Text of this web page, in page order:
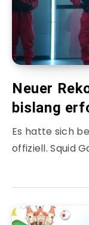
Neuer
bislang
Es hatte sich
offiziell. Squid